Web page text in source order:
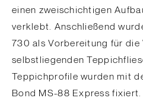
einen zweischichtigen
verklebt. Anschließend
730 als Vorbereitung für die
selbstliegenden
Teppichprofile wurden mit
Bond MS-88 Express fixiert.